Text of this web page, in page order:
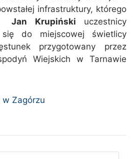
infrastruktury, którego
Jan Krupiński uczestnicy
do miejscowej świetlicy
przygotowany przez
Wiejskich w Tarnawie
w Zagórzu